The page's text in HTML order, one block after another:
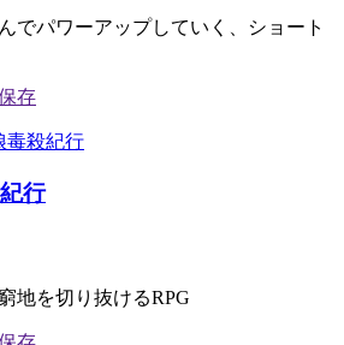
でパワーアップしていく、ショート
行
地を切り抜けるRPG